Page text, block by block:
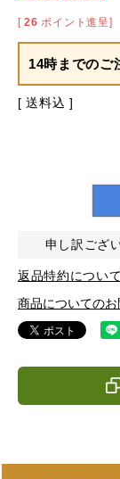
[ 26 ポイント進呈]
14時までのご
送料込
申し訳ござ
返品特約について
商品についての